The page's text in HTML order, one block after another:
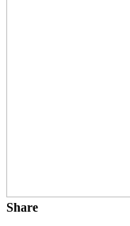
Share